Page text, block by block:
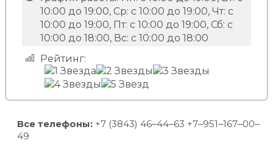
10:00 до 19:00, Ср: с 10:00 до 19:00, Чт: с
10:00 до 19:00, Пт: с 10:00 до 19:00, Сб: с
10:00 до 18:00, Вс: с 10:00 до 18:00
Рейтинг:
Все телефоны: +7 (3843) 46‒44‒63 +7‒951‒167‒00‒
49